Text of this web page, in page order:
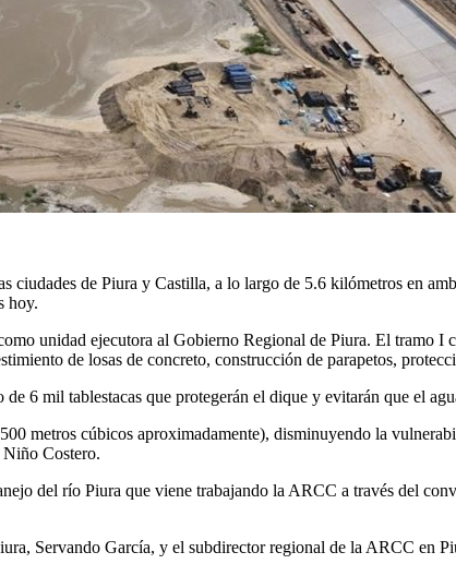
ciudades de Piura y Castilla, a lo largo de 5.6 kilómetros en
hoy.
unidad ejecutora al Gobierno Regional de Piura. El tramo I
de losas de concreto, construcción de parapetos,
6 mil tablestacas que protegerán el dique y evitarán que el
metros cúbicos aproximadamente), disminuyendo la
Costero.
del río Piura que viene trabajando la ARCC a través del
Servando García, y el subdirector regional de la ARCC en